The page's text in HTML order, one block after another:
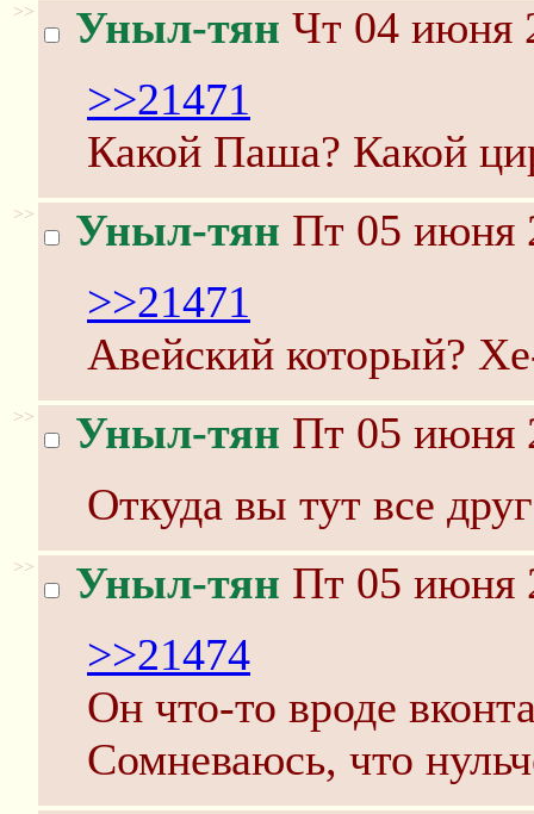
>> Уныл-тян Чт 04 июня
>>21471
Какой Паша? Какой
>> Уныл-тян Пт 05 июня
>>21471
Авейский который?
>> Уныл-тян Пт 05 июня
Откуда вы тут все
>> Уныл-тян Пт 05 июня
>>21474
Он что-то вроде
Сомневаюсь, что